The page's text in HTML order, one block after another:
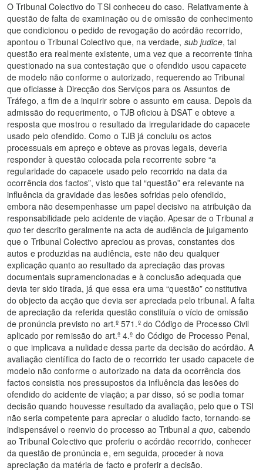
O Tribunal Colectivo do TSI conheceu do caso. Relativamente à
questão de falta de examinação ou de omissão de conhecimento
que condicionou o pedido de revogação do acórdão recorrido,
apontou o Tribunal Colectivo que, na verdade, sub judice, tal
questão era realmente existente, uma vez que a recorrente tinha
questionado na sua contestação que o ofendido usou capacete
de modelo não conforme o autorizado, requerendo ao Tribunal
que oficiasse à Direcção dos Serviços para os Assuntos de
Tráfego, a fim de a inquirir sobre o assunto em causa. Depois da
admissão do requerimento, o TJB oficiou à DSAT e obteve a
resposta que mostrou o resultado da irregularidade do capacete
usado pelo ofendido. Como o TJB já concluiu os actos
processuais em apreço e obteve as provas legais, deveria
responder à questão colocada pela recorrente sobre “a
regularidade do capacete usado pelo recorrido na data da
ocorrência dos factos”, visto que tal “questão” era relevante na
influência da gravidade das lesões sofridas pelo ofendido,
embora não desempenhasse um papel decisivo na atribuição da
responsabilidade pelo acidente de viação. Apesar de o Tribunala
quo ter descrito geralmente na acta de audiência de julgamento
que o Tribunal Colectivo apreciou as provas, constantes dos
autos e produzidas na audiência, este não deu qualquer
explicação quanto ao resultado da apreciação das provas
documentais supramencionadas e à conclusão adequada que
devia ter sido tirada, já que essa era uma “questão” constitutiva
do objecto da acção que devia ser apreciada pelo tribunal. A falta
de apreciação da referida questão constituía o vício de omissão
de pronúncia previsto no art.º 571.º do Código de Processo Civil
aplicado por remissão do art.º 4.º do Código de Processo Penal,
o que implicava a nulidade dessa parte da decisão do acórdão. A
avaliação científica do facto de o recorrido ter usado capacete de
modelo não conforme o autorizado na data da ocorrência dos
factos consistia nos pressupostos da influência das lesões do
ofendido do acidente de viação; a par disso, só se podia tomar
decisão quando houvesse resultado da avaliação, pelo que o TSI
não seria competente para apreciar o aludido facto, tornando-se
indispensável o reenvio do processo ao Tribunal a quo, cabendo
ao Tribunal Colectivo que proferiu o acórdão recorrido, conhecer
da questão de pronúncia e, em seguida, proceder à nova
apreciação da matéria de facto e proferir a decisão.